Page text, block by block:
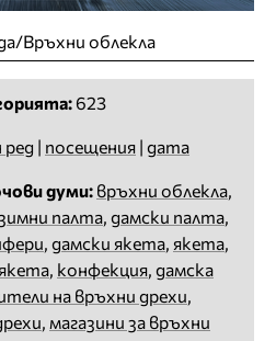
Връхни облекла
623
ред | посещения | дата
думи: връхни облекла,
палта, дамски палта,
, дамски якета, якета,
, конфекция, дамска
на връхни дрехи,
, магазини за връхни